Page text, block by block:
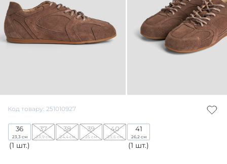
Код товару: 251010927
36
23,3 см
(1 шт.)
37
23,9 см
38
24,4 см
39
25 см
40
25,6 см
41
26,2 см
(1 шт.)